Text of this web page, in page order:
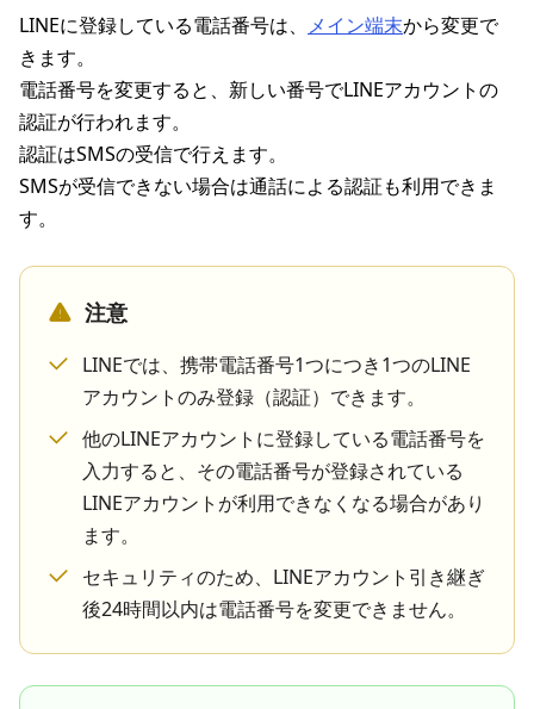
LINEに登録している電話番号は、 メイン端末から変更で
きます。
電話番号を変更すると、新しい番号でLINEアカウントの
認証が行われます。
認証はSMSの受信で行えます。
SMSが受信できない場合は通話による認証も利用できま
す。
注意
LINEでは、携帯電話番号1つにつき1つのLINE
アカウントのみ登録（認証）できます。
他のLINEアカウントに登録している電話番号を
入力すると、その電話番号が登録されている
LINEアカウントが利用できなくなる場合があり
ます。
セキュリティのため、LINEアカウント引き継ぎ
後24時間以内は電話番号を変更できません。